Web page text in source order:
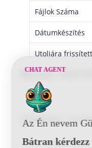
Fájlok Száma
Dátumkészítés
Utoljára frissített
Nissan K54
Vélemény,
Comment
CHAT AGENT
Az Én nevem
Bátran kérdezz